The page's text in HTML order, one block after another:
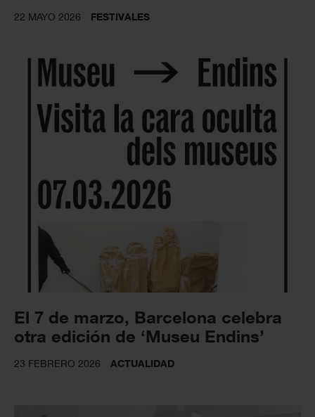
22 MAYO 2026 FESTIVALES
El 7 de marzo, Barcelona celebra
otra edición de ‘Museu Endins’
23 FEBRERO 2026 ACTUALIDAD